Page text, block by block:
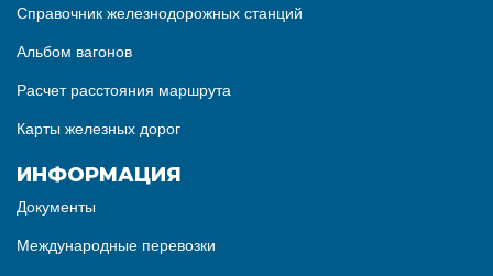
Справочник железнодорожных станций
Альбом вагонов
Расчет расстояния маршрута
Карты железных дорог
ИНФОРМАЦИЯ
Документы
Международные перевозки